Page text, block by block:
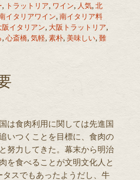
, トラットリア, ワイン, 人気, 北
イタリアワイン, 南イタリア料
阪イタリアン, 大阪トラットリア,
, 心斎橋, 気軽, 素朴, 美味しい, 難
は食肉利用に関しては先進国
いつくことを目標に、食肉の
努力してきた。幕末から明治
を食べることが文明文化人と
タスでもあったようだし、牛